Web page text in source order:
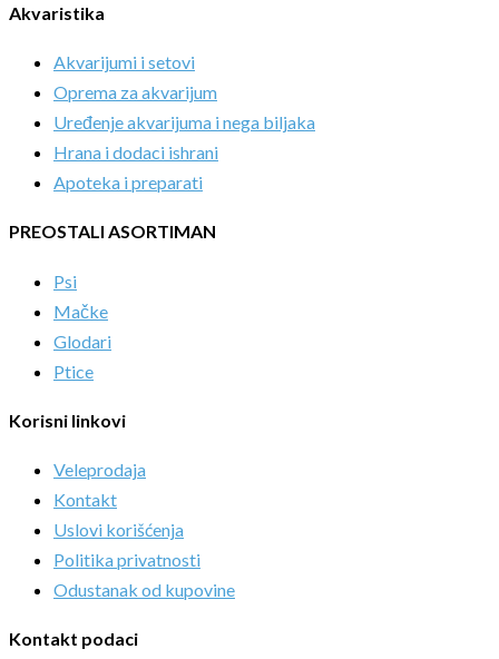
Akvaristika
Akvarijumi i setovi
Oprema za akvarijum
Uređenje akvarijuma i nega biljaka
Hrana i dodaci ishrani
Apoteka i preparati
PREOSTALI ASORTIMAN
Psi
Mačke
Glodari
Ptice
Korisni linkovi
Veleprodaja
Kontakt
Uslovi korišćenja
Politika privatnosti
Odustanak od kupovine
Kontakt podaci